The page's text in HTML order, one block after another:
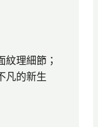
紋理細節；
凡的新生